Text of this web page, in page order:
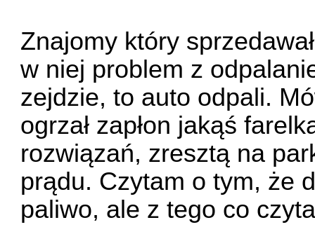
Znajomy który
w niej problem z
zejdzie, to auto odpali.
ogrzał zapłon jakąś
rozwiązań, zresztą na
prądu. Czytam o tym, że
paliwo, ale z tego co